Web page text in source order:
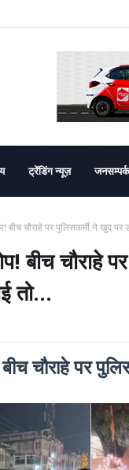
ट्रेंडिंग न्यूज़ जनसम्पर्क
बीच चौराहे पर पुलिसकर्मी ने खुद
बीच चौराहे
तो...
चौराहे पर